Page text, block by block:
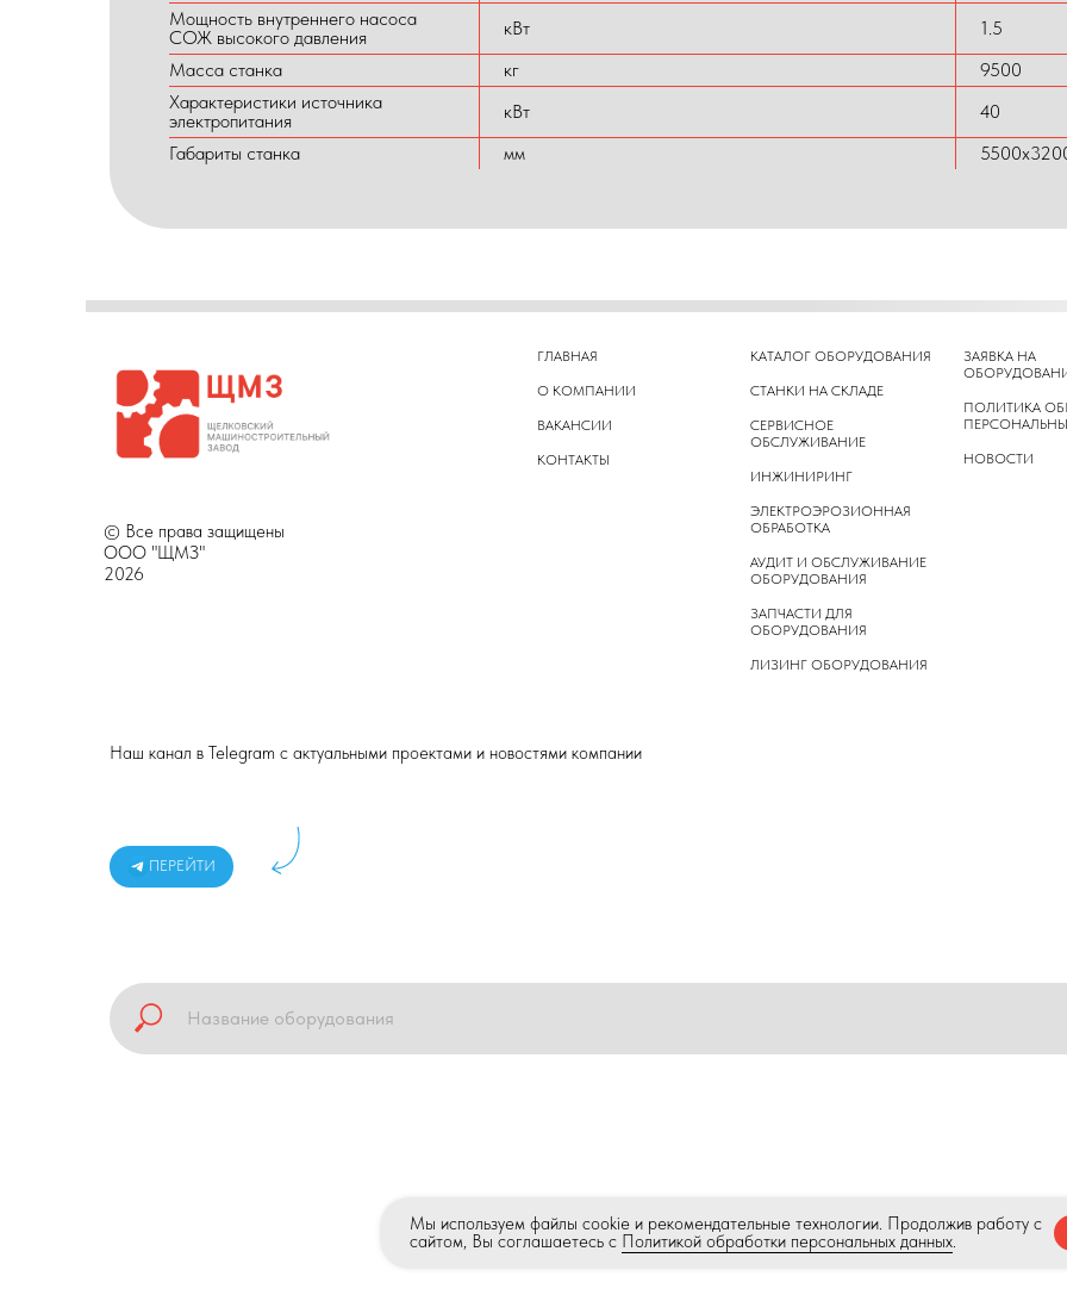
Мы используем файлы cookie и рекомендательные технологии. Продолжив работу с
сайтом, Вы соглашаетесь с Политикой обработки персональных данных.
Мощность внутреннего насоса
СОЖ высокого давления
кВт
1.5
Масса станка
кг
9500
Характеристики источника
электропитания
кВт
40
Габариты станка
мм
© Все права защищены
ООО "ЩМЗ"
2026
ГЛАВНАЯ
О КОМПАНИИ
ВАКАНСИИ
КОНТАКТЫ
КАТАЛОГ ОБОРУДОВАНИЯ
СТАНКИ НА СКЛАДЕ
СЕРВИСНОЕ
ОБСЛУЖИВАНИЕ
ИНЖИНИРИНГ
ЭЛЕКТРОЭРОЗИОННАЯ
ОБРАБОТКА
АУДИТ И ОБСЛУЖИВАНИЕ
ОБОРУДОВАНИЯ
ЗАПЧАСТИ ДЛЯ
ОБОРУДОВАНИЯ
ЛИЗИНГ ОБОРУДОВАНИЯ
ЗАЯВКА НА
ПОЛИТИКА
НОВОСТИ
Наш канал в Telegram с актуальными проектами и новостями компании
ПЕРЕЙТИ